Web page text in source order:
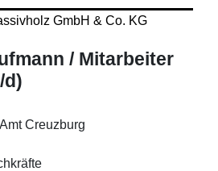
/ Mitarbeiter
/d)
Creuzburg